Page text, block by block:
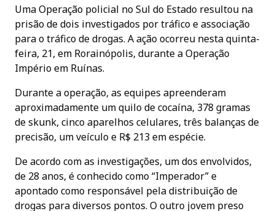
Uma Operação policial no Sul do Estado resultou na
prisão de dois investigados por tráfico e associação
para o tráfico de drogas. A ação ocorreu nesta quinta-
feira, 21, em Rorainópolis, durante a Operação
Império em Ruínas.
Durante a operação, as equipes apreenderam
aproximadamente um quilo de cocaína, 378 gramas
de skunk, cinco aparelhos celulares, três balanças de
precisão, um veículo e R$ 213 em espécie.
De acordo com as investigações, um dos envolvidos,
de 28 anos, é conhecido como “Imperador” e
apontado como responsável pela distribuição de
drogas para diversos pontos. O outro jovem preso